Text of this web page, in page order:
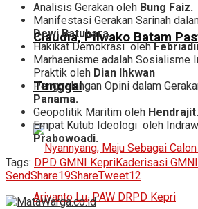
Claudia, Pilwako Batam
Tunggal
Analisis Gerakan oleh Bung Faiz.
Manifestasi Gerakan Sarinah
Dewi Batubara.
Hakikat Demokrasi oleh
Marhaenisme adalah Sosialisme
Praktik oleh Dian Ihkwan
Penggalangan Opini dalam
Panama.
Geopolitik Maritim oleh Hendrajit.
Empat Kutub Ideologi oleh
Prabowoadi.
Tags: DPD GMNI KepriKaderisasi GMNI
SendShare19ShareTweet12